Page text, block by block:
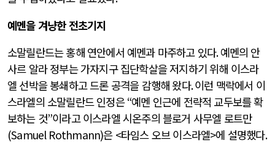
예멘을 겨냥한 전초기지
소말릴란드는 홍해 연안에서 예멘과 마주하고 있다.예멘의 안
사르 알라 정부는 가자지구 집단학살을 저지하기 위해 이스라
엘 선박을 봉쇄하고 드론 공격을 감행해 왔다.이런 맥락에서 이
스라엘의 소말릴란드 인정은“예멘 인근에 전략적 교두보를 확
보하는 것”이라고 이스라엘 시온주의 블로거 사무엘 로트만
(Samuel Rothmann)은 <타임스 오브 이스라엘>에 설명했다.